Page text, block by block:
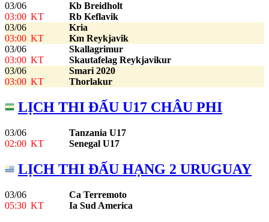
03/06
03:00 KT
Kb Breidholt
Rb Keflavik
03/06
03:00 KT
Kria
Km Reykjavik
03/06
03:00 KT
Skallagrimur
Skautafelag Reykjavikur
03/06
03:00 KT
Smari 2020
Thorlakur
LỊCH THI ĐẤU U17 CHÂU PHI
03/06
02:00 KT
Tanzania U17
Senegal U17
LỊCH THI ĐẤU HẠNG 2 URUGUAY
03/06
05:30 KT
Ca Terremoto
Ia Sud America